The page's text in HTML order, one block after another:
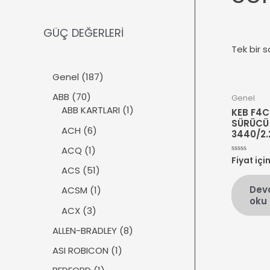
GÜÇ DEĞERLERİ
Genel 1871
ü
ABB 707
0
ü
r
ü
n
ABB KARTLARI 11
ACH 66
ü
r
ü
n
ACQ 11
ü
r
ü
ACS 515
1
ü
n
ACSM 11
ü
ACX 33
r
ü
n
ALLEN-BRADLEY 88
ASI ROBICON 11
Tek bir
Genel
KEB
3440/
5
üzerinden
oy
aldı
Fiyat için
oku